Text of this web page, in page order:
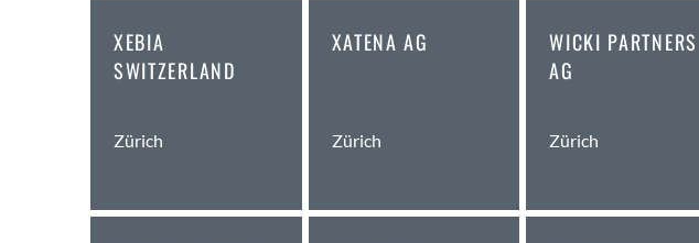
XEBIA
SWITZERLAND
Zürich
XATENA AG
Zürich
WICKI PARTNERS
AG
Zürich